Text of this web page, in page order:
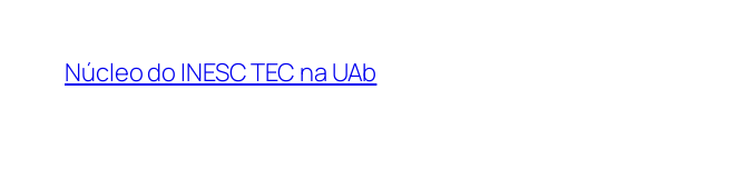
Núcleo do INESC TEC na UAb